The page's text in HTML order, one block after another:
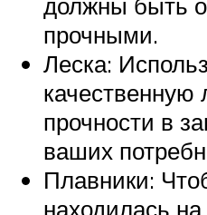
прочными.
Леска:
качественную
прочности в
ваших
Плавники:
находилась